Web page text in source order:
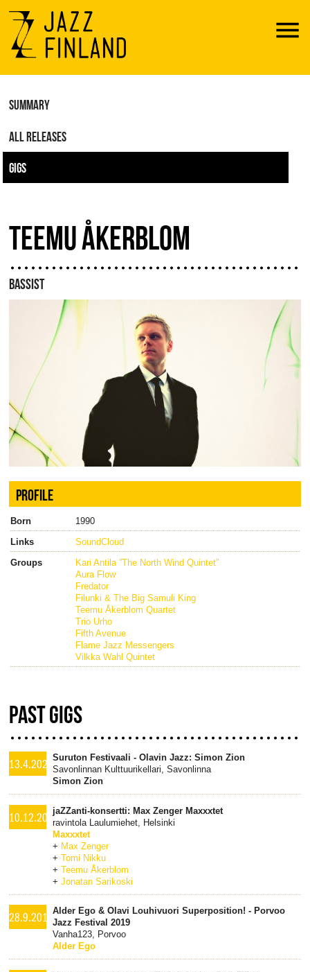
Menu
SUMMARY
ALL RELEASES
GIGS
TEEMU ÅKERBLOM
BASSIST
PROFILE
Born
1990
Links
SoundCloud
Groups
Kari Antila ”The North Wind Quintet”
Aura Flow
Fredator
Filunki & The Big Samuli King
Teemu Åkerblom Quartet
Trio Urho
Fifth Avenue
Flame Jazz Messengers
Vilkka Wahl Quintet
PAST GIGS
13.4.2022Suruton Festivaali - Olavin Jazz: Simon Zion
Savonlinnan Kulttuurikellari, Savonlinna
Simon Zion
10.12.2019jaZZanti-konsertti: Max Zenger Maxxxtet
ravintola Laulumiehet, Helsinki
Maxxxtet
+ Max Zenger
+Tomi Nikku
+Teemu Åkerblom
+Jonatan Sarikoski
28.9.2019Alder Ego & Olavi Louhivuori Superposition! - Porvoo
Jazz Festival 2019
Vanha123, Porvoo
Alder Ego